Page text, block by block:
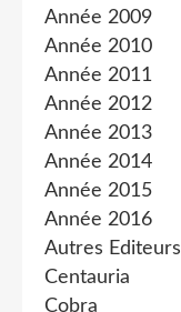
Année 2009
Année 2010
Année 2011
Année 2012
Année 2013
Année 2014
Année 2015
Année 2016
Autres Editeurs
Centauria
Cobra